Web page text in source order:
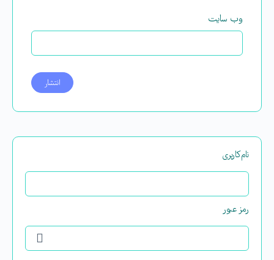
وب‌ سایت
نام‌کاربری
رمز عبور